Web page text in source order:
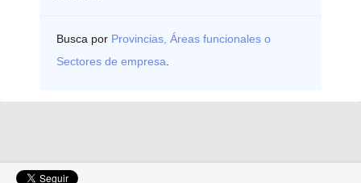
Busca por Provincias, Áreas funcionales o
Sectores de empresa